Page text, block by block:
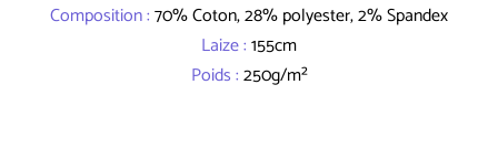
Composition :70% Coton, 28% polyester, 2% Spandex
Laize :155cm
Poids :250g/m²